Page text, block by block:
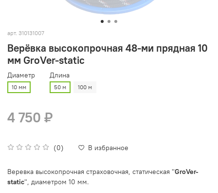
арт. 310131007
Верёвка высокопрочная 48-ми прядная 10
мм GroVer-static
(0) В избранное
Диаметр
10 мм
Длина
50 м 100 м
4 750 ₽
Веревка высокопрочная страховочная, статическая "GroVer-
static", диаметром 10 мм.